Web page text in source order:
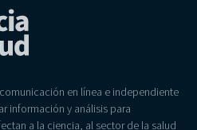
en línea e independiente
información y análisis para
a la ciencia, al sector de la salud